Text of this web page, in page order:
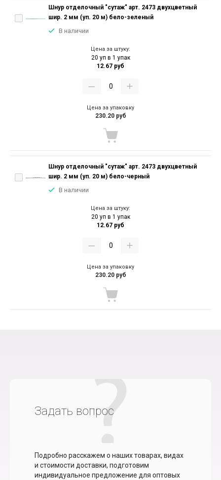
Шнур отделочный "сутаж" арт. 2473 двухцветный
шир. 2 мм (уп. 20 м) бело-зеленый
В наличии
Цена за штуку:
20 уп в 1 упак
12.67 руб
Цена за упаковку
230.20 руб
Шнур отделочный "сутаж" арт. 2473 двухцветный
шир. 2 мм (уп. 20 м) бело-черный
В наличии
Цена за штуку:
20 уп в 1 упак
12.67 руб
Цена за упаковку
230.20 руб
Задать вопрос
Подробно расскажем о наших товарах, видах
и стоимости доставки, подготовим
индивидуальное предложение для оптовых